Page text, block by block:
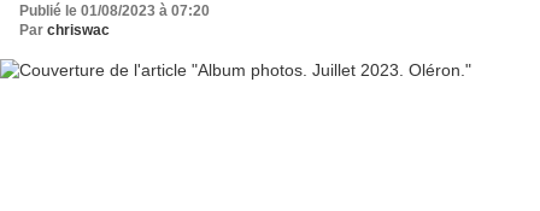
Publié le 01/08/2023 à 07:20
Par chriswac